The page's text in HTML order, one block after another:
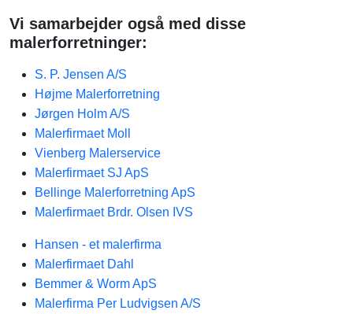
Vi samarbejder også med disse
malerforretninger:
S. P. Jensen A/S
Højme Malerforretning
Jørgen Holm A/S
Malerfirmaet Moll
Vienberg Malerservice
Malerfirmaet SJ ApS
Bellinge Malerforretning ApS
Malerfirmaet Brdr. Olsen IVS
Hansen - et malerfirma
Malerfirmaet Dahl
Bemmer & Worm ApS
Malerfirma Per Ludvigsen A/S